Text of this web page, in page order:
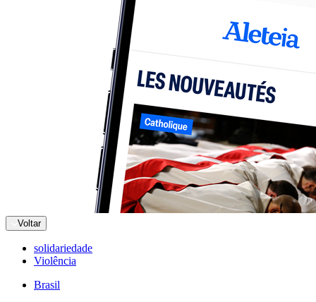
Voltar
solidariedade
Violência
Brasil